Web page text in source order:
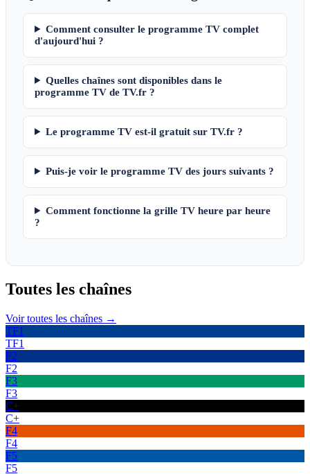
Comment consulter le programme TV complet
d'aujourd'hui ?
Quelles chaînes sont disponibles dans le
programme TV de TV.fr ?
Le programme TV est-il gratuit sur TV.fr ?
Puis-je voir le programme TV des jours suivants ?
Comment fonctionne la grille TV heure par heure
?
Toutes les chaînes
Voir toutes les chaînes →
TF1
TF1
F2
F2
F3
F3
C+
C+
F4
F4
F5
F5